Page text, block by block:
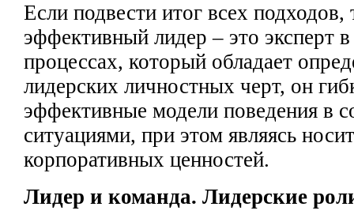
Если подвести итог всех подходов,
эффективный лидер – это эксперт
процессах, который обладает
лидерских личностных черт, он
эффективные модели поведения в
ситуациями, при этом являясь
корпоративных ценностей.
Лидер и команда. Лидерские